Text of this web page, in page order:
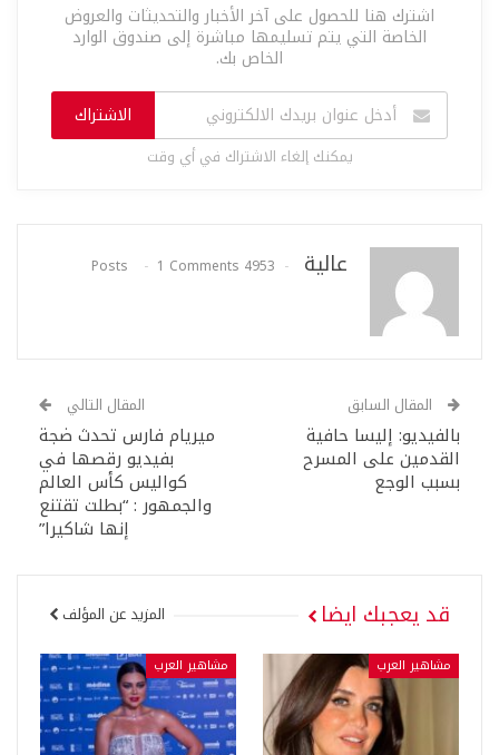
اشترك هنا للحصول على آخر الأخبار والتحديثات والعروض
الخاصة التي يتم تسليمها مباشرة إلى صندوق الوارد
الخاص بك.
الاشتراك
يمكنك إلغاء الاشتراك في أي وقت
عالية 4953 Posts
1 Comments
المقال السابق
بالفيديو: إليسا حافية
القدمين على المسرح
بسبب الوجع
المقال التالي
ميريام فارس تحدث ضجة
بفيديو رقصها في
كواليس كأس العالم
والجمهور : “بطلت تقتنع
إنها شاكيرا”
قد يعجبك ايضا المزيد عن المؤلف
مشاهير العرب مشاهير العرب